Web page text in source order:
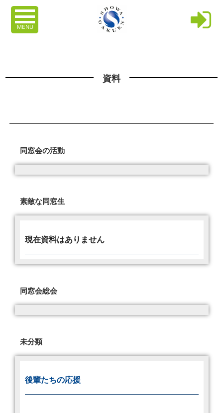
MENU
資料
同窓会の活動
素敵な同窓生
現在資料はありません
同窓会総会
未分類
後輩たちの応援